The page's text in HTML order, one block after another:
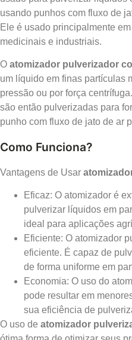
usando punhos com fluxo de
Ele é usado principalmente
medicinais e industriais.
O atomizador pulverizador
um líquido em finas partículas
pressão ou por força
são então pulverizadas para
punho com fluxo de jato de ar
Como Funciona?
Vantagens de Usar
Eficaz: O atomizador é
pulverizar líquidos em
ideal para aplicações
Eficiente: O atomizador
eficiente. É capaz de
de forma uniforme em
Economia: O uso do
pode resultar em
sua eficiência de
O uso de atomizador